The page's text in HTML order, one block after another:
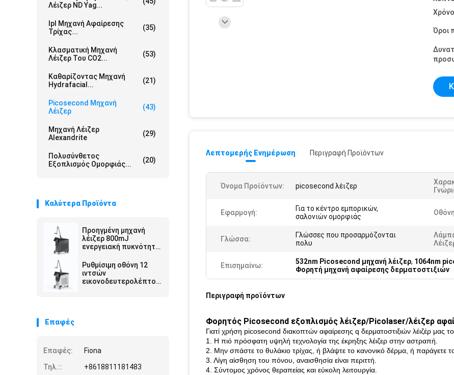
Λέιζερ ND Yag...
Ipl Μηχανή Αφαίρεσης
Τρίχας...
(35)
Κλασματική Μηχανή
Λέιζερ Του CO2...
(53)
Καθαρίζοντας Μηχανή
Hydrafacial...
(21)
Picosecond Μηχανή
Λέιζερ
(43)
Μηχανή Λέιζερ
Alexandrite
(29)
Πολυσύνθετος
Εξοπλισμός Ομορφιάς...
(20)
Καλύτερα Προϊόντα
Προηγμένη μηχανή
λέιζερ 800mJ
ενεργειακή πυκνότητα
στόχευσης
Ρυθμίσιμη οθόνη 12
ιντσών
εικονοδευτερολέπτου
Επαφές
Επαφές:
Fiona
Τηλ.::
+8618811181483
Όροι
Λεπτομερής Ενημέρωση Περιγραφή Προϊόντων
Όνομα Προϊόντων: picosecond λέιζερ
Εφαρμογή:
Για το κέντρο εμπορικών,
σαλονιών ομορφιάς
Γλώσσα:
Γλώσσες που προσαρμόζονται
πολυ
Επισημαίνω: 532nm Picosecond μηχανή λέιζερ, 1064nm
Φορητή μηχανή αφαίρεσης δερματοστιξιών
Περιγραφή προϊόντων
Φορητός Picosecond εξοπλισμός λέιζερ/Picolaser/λέιζερ
Γιατί χρήση picosecond διακοπτών αφαίρεσης q δερματοστιξιών λέιζέρ μας το
1. Η πιό πρόσφατη υψηλή τεχνολογία της έκρηξης λέιζερ στην αστραπή.
2. Μην σπάστε το θυλάκιο τρίχας, ή βλάψτε το κανονικό δέρμα, ή παράγετε
3. Λίγη αίσθηση του πόνου, αναισθησία είναι περιττή.
4. Σύντομος χρόνος θεραπείας και εύκολη λειτουργία.